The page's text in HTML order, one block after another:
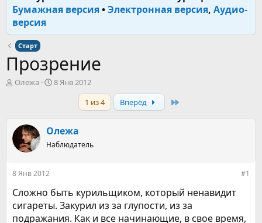
Бумажная версия•Электронная версия, Аудио-
версия
Старт
Прозрение
А
т
е
Олежа
Д
а
ч
8 Янв 2012
1 из 4
Вперёд
Олежа
Наблюдатель
8 Янв 2012 #1
Сложно быть курильщиком, который ненавидит
сигареты. Закурил из за глупости, из за
подражания. Как и все начинающие, в свое время,